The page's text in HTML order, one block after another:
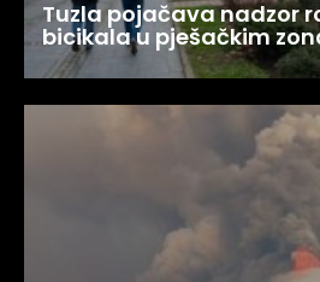
Tuzla pojačava nadzor
bicikala u pješačkim